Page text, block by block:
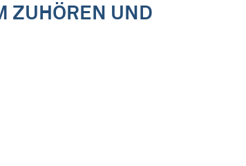
ZUHÖREN UND